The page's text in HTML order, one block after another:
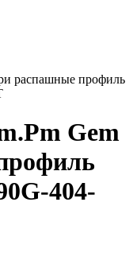
распашные профиль
Gem
404-